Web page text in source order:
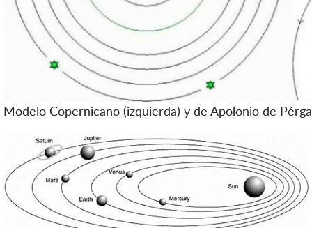
Modelo Copernicano (izquierda) y de Apolonio de